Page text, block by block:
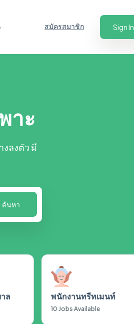
สมัครสมาชิก Sign In
าะ
ลงตัว มี
ค้นหา
ล พนักงานทรีทเมนท์
10 Jobs Available